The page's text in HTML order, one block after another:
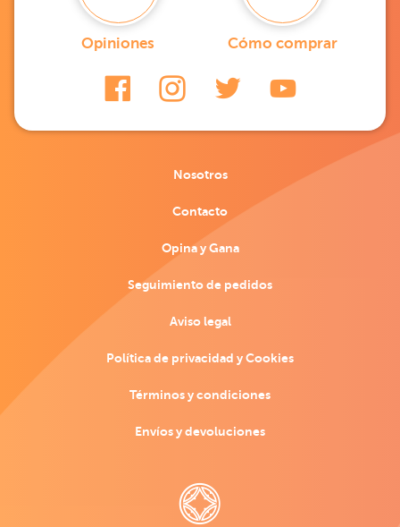
Opiniones Cómo comprar
Nosotros
Contacto
Opina y Gana
Seguimiento de pedidos
Aviso legal
Política de privacidad y Cookies
Términos y condiciones
Envíos y devoluciones